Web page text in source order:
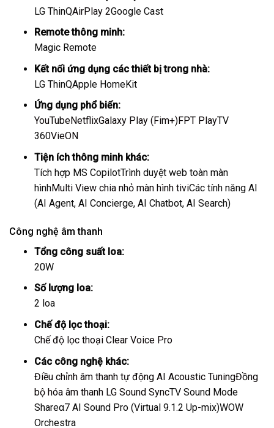
LG ThinQAirPlay 2Google Cast
Remote thông minh:
Magic Remote
Kết nối ứng dụng các thiết bị trong nhà:
LG ThinQApple HomeKit
Ứng dụng phổ biến:
YouTubeNetflixGalaxy Play (Fim+)FPT PlayTV
360VieON
Tiện ích thông minh khác:
Tích hợp MS CopilotTrình duyệt web toàn màn
hìnhMulti View chia nhỏ màn hình tiviCác tính năng AI
(AI Agent, AI Concierge, AI Chatbot, AI Search)
Công nghệ âm thanh
Tổng công suất loa:
20W
Số lượng loa:
2 loa
Chế độ lọc thoại:
Chế độ lọc thoại Clear Voice Pro
Các công nghệ khác:
Điều chỉnh âm thanh tự động AI Acoustic TuningĐồng
bộ hóa âm thanh LG Sound SyncTV Sound Mode
Shareα7 AI Sound Pro (Virtual 9.1.2 Up-mix)WOW
Orchestra